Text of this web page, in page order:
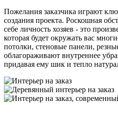
Пожелания заказчика играют
создания проекта. Роскошная
себе личность хозяев - это
которая будет окружать вас
потолки, стеновые панели,
облагораживают внутреннее
придавая ему шик и тепло